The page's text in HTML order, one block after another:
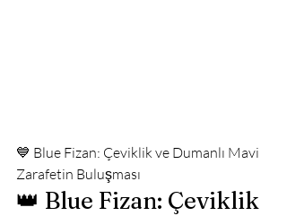
💙 Blue Fizan: Çeviklik ve Dumanlı Mavi
Zarafetin Buluşması
👑 Blue Fizan: Çeviklik